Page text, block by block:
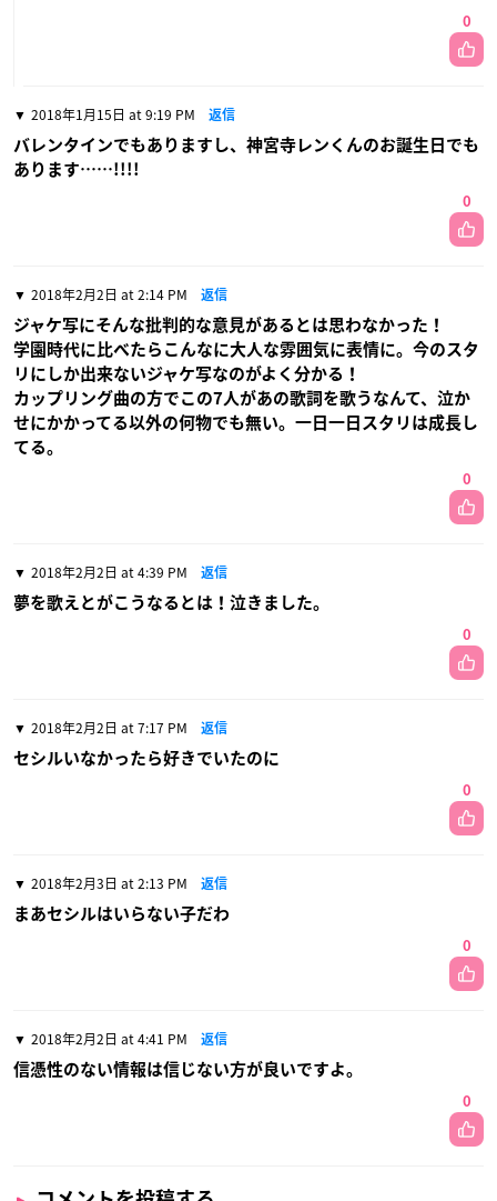
0
2018年1月15日 at 9:19 PM 返信
バレンタインでもありますし、神宮寺レンくんのお誕生日でも
あります……!!!!
0
2018年2月2日 at 2:14 PM 返信
ジャケ写にそんな批判的な意見があるとは思わなかった！
学園時代に比べたらこんなに大人な雰囲気に表情に。今のスタ
リにしか出来ないジャケ写なのがよく分かる！
カップリング曲の方でこの7人があの歌詞を歌うなんて、泣か
せにかかってる以外の何物でも無い。一日一日スタリは成長し
てる。
0
2018年2月2日 at 4:39 PM 返信
夢を歌えとがこうなるとは！泣きました。
0
2018年2月2日 at 7:17 PM 返信
セシルいなかったら好きでいたのに
0
2018年2月3日 at 2:13 PM 返信
まあセシルはいらない子だわ
0
2018年2月2日 at 4:41 PM 返信
信憑性のない情報は信じない方が良いですよ。
0